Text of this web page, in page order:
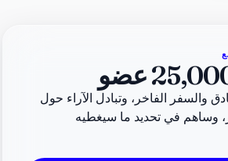
والسفر الفاخر، وتبادل الآراء حول